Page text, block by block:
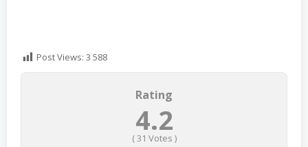
Post Views: 3 588
Rating
4.2
(31 Votes )